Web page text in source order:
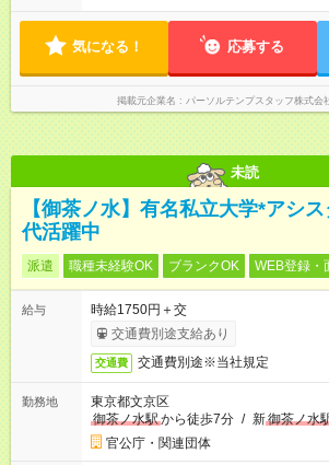
気になる！ 応募する
掲載元企業名 パーソルテンプスタッフ株式
未読
【御茶ノ水】有名私立大学*アシ
代活躍中
派遣 職種未経験OK ブランクOK WEB登録・
給与
時給1750円＋交
交通費別途支給あり
交通費 交通費別途※当社規定
勤務地
東京都文京区
御茶ノ水駅から徒歩7分 / 新御茶ノ水
官公庁・関連団体